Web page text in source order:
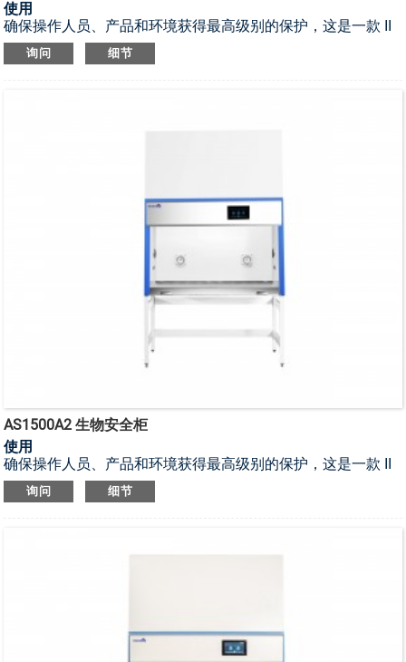
使用
确保操作人员、产品和环境获得最高级别的保护，这是一款 II
类 A2 型生物安全柜。
询问 细节
AS1500A2 生物安全柜
使用
确保操作人员、产品和环境获得最高级别的保护，这是一款 II
类 A2 型生物安全柜。
询问 细节